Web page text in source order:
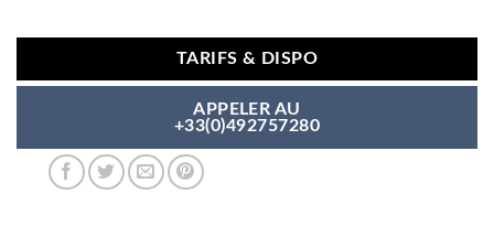
TARIFS & DISPO
APPELER AU
+33(0)492757280